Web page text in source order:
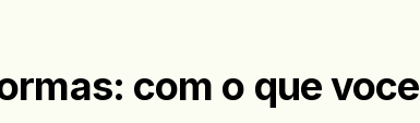
com o que voce